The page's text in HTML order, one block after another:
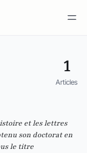
1
Articles
et les lettres
son doctorat en
le titre